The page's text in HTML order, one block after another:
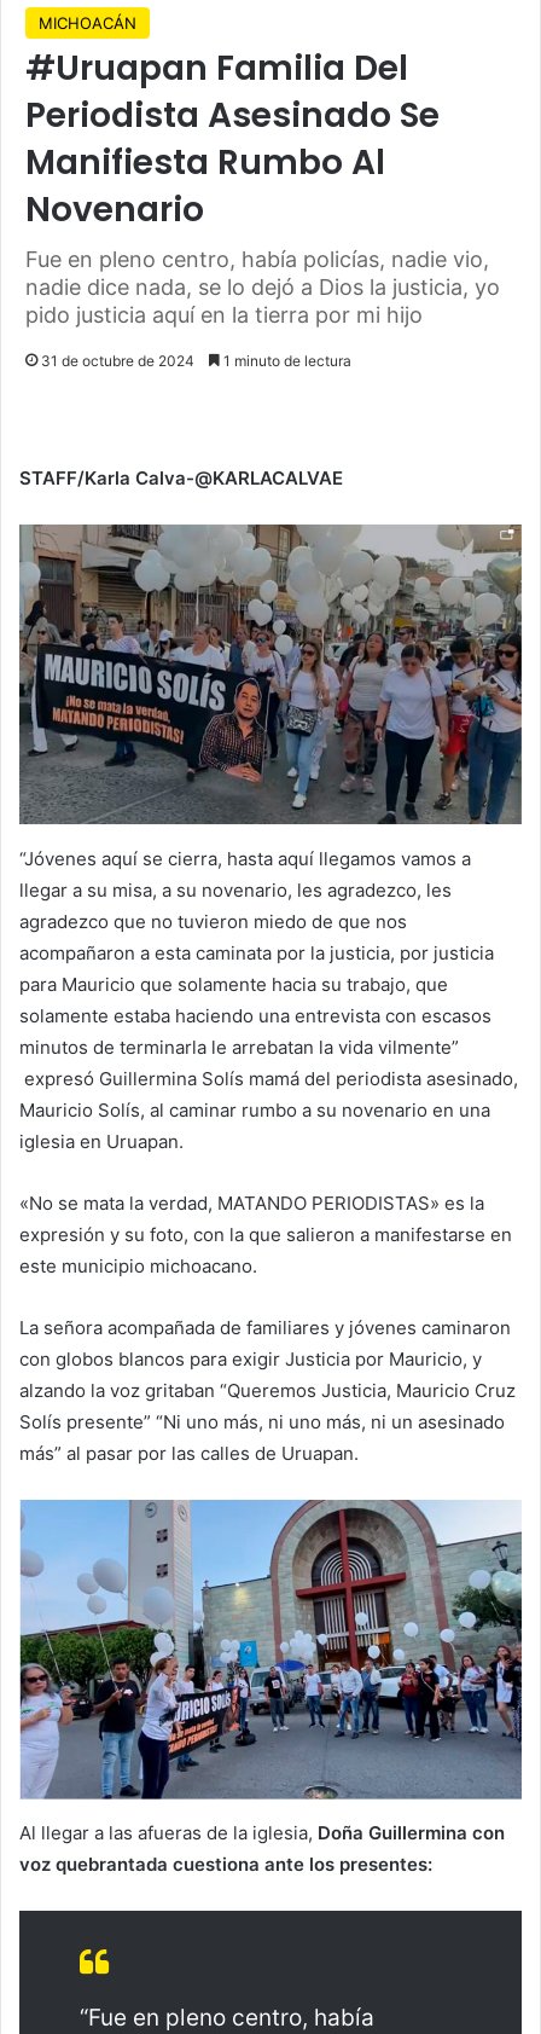
MICHOACÁN
#Uruapan Familia Del
Periodista Asesinado Se
Manifiesta Rumbo Al
Novenario
Fue en pleno centro, había policías, nadie vio,
nadie dice nada, se lo dejó a Dios la justicia, yo
pido justicia aquí en la tierra por mi hijo
31 de octubre de 2024 1 minuto de lectura
STAFF/Karla Calva-@KARLACALVAE
“Jóvenes aquí se cierra, hasta aquí llegamos vamos a
llegar a su misa, a su novenario, les agradezco, les
agradezco que no tuvieron miedo de que nos
acompañaron a esta caminata por la justicia, por justicia
para Mauricio que solamente hacia su trabajo, que
solamente estaba haciendo una entrevista con escasos
minutos de terminarla le arrebatan la vida vilmente”
expresó Guillermina Solís mamá del periodista asesinado,
Mauricio Solís, al caminar rumbo a su novenario en una
iglesia en Uruapan.
«No se mata la verdad, MATANDO PERIODISTAS» es la
expresión y su foto, con la que salieron a manifestarse en
este municipio michoacano.
La señora acompañada de familiares y jóvenes caminaron
con globos blancos para exigir Justicia por Mauricio, y
alzando la voz gritaban “Queremos Justicia, Mauricio Cruz
Solís presente” “Ni uno más, ni uno más, ni un asesinado
más” al pasar por las calles de Uruapan.
Al llegar a las afueras de la iglesia, Doña Guillermina con
voz quebrantada cuestiona ante los presentes:
“Fue en pleno centro, había